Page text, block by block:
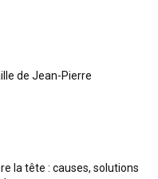
de Jean-Pierre
la tête : causes, solutions